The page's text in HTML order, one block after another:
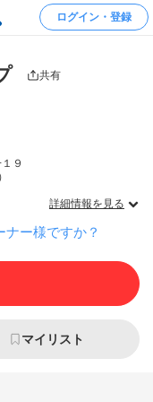
ログイン・登録
共有
９
詳細情報を見る
ナー様ですか？
マイリスト